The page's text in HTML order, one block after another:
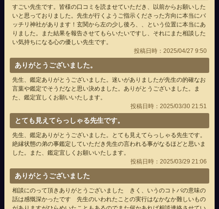
すごい先生です。皆様の口コミを読ませていただき、以前からお願いした
いと思っておりました。先生が行くようご指示くださった方向に本当にバ
ッチリ神社があります！玄関から左の少し後ろ、、という位置に本当にあ
りました。また結果を報告させてもらいたいですし、それにまた相談した
い気持ちになる心の優しい先生です。
投稿日時：2025/04/27 9:50
ありがとうございました。
先生、鑑定ありがとうございました。迷いがありましたが先生の的確なお
言葉や鑑定でそうだなと思い決めました。ありがとうございました。ま
た、鑑定宜しくお願いいたします。
投稿日時：2025/03/30 21:51
とても見えてらっしゃる先生です。
先生、鑑定ありがとうございました。とても見えてらっしゃる先生です。
絶縁状態の弟の事鑑定していただき先生の言われる事がなるほどと思いま
した。また、鑑定宜しくお願いいたします。
投稿日時：2025/03/29 21:06
ありがとうございました
相談にのって頂きありがとうございました きく、いうのコトバの意味の
話は感慨深かったです 先生のいわれたことの実行はなかなか難しいもの